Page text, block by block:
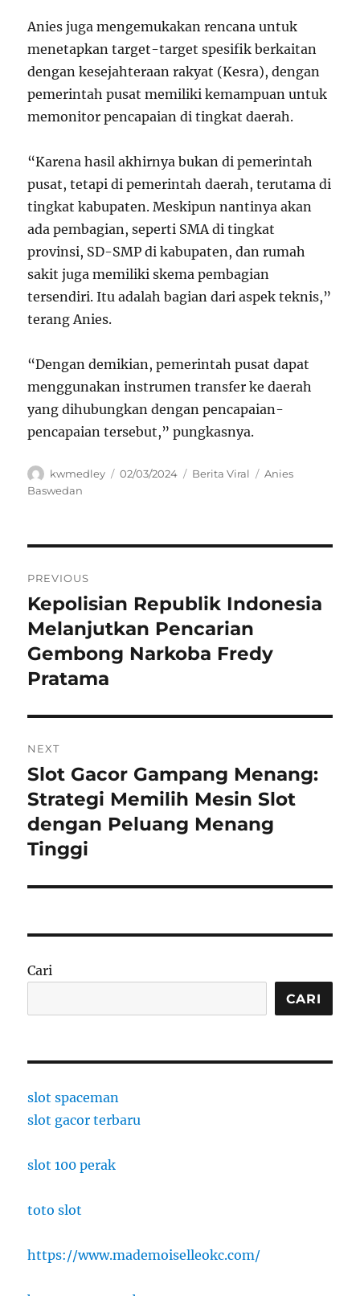
Anies juga mengemukakan rencana untuk
menetapkan target-target spesifik berkaitan
dengan kesejahteraan rakyat (Kesra), dengan
pemerintah pusat memiliki kemampuan untuk
memonitor pencapaian di tingkat daerah.
“Karena hasil akhirnya bukan di pemerintah
pusat, tetapi di pemerintah daerah, terutama di
tingkat kabupaten. Meskipun nantinya akan
ada pembagian, seperti SMA di tingkat
provinsi, SD-SMP di kabupaten, dan rumah
sakit juga memiliki skema pembagian
tersendiri. Itu adalah bagian dari aspek teknis,”
terang Anies.
“Dengan demikian, pemerintah pusat dapat
menggunakan instrumen transfer ke daerah
yang dihubungkan dengan pencapaian-
pencapaian tersebut,” pungkasnya.
Author
kwmedley
Posted
02/03/2024 Categories
Berita Viral Tags
Anies
Baswedan
pos
PREVIOUS
Previous
post:
Kepolisian Republik Indonesia
Melanjutkan Pencarian
Gembong Narkoba Fredy
Pratama
NEXT
Next
post:
Slot Gacor Gampang Menang:
Strategi Memilih Mesin Slot
dengan Peluang Menang
Tinggi
Cari
CARI
slot spaceman
slot gacor terbaru
slot 100 perak
toto slot
https://www.mademoiselleokc.com/